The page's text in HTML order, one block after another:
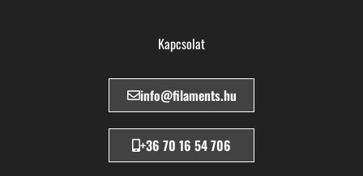
Kapcsolat
info@filaments.hu
+36 70 16 54 706